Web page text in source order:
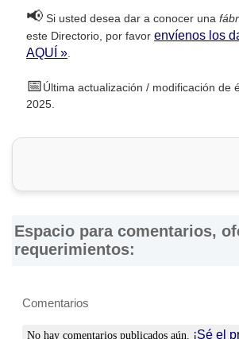
📢 Si usted desea dar a conocer una
este Directorio, por favor envíenos los
AQUÍ »
📅Última actualización / modificación de
2025.
Espacio para comentarios,
requerimientos:
Comentarios
No hay comentarios publicados aún. ¡Sé el